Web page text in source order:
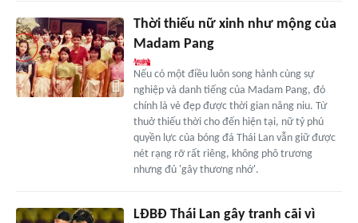
Thời thiếu nữ xinh như mộng của
Madam Pang
Nếu có một điều luôn song hành cùng sự
nghiệp và danh tiếng của Madam Pang, đó
chính là vẻ đẹp được thời gian nâng niu. Từ
thuở thiếu thời cho đến hiện tại, nữ tỷ phú
quyền lực của bóng đá Thái Lan vẫn giữ được
nét rạng rỡ rất riêng, không phô trương
nhưng đủ 'gây thương nhớ'.
LĐBĐ Thái Lan gây tranh cãi vì